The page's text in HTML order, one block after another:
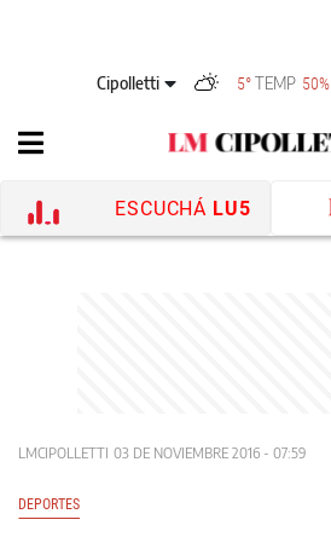
Cipolletti 5°TEMP 50%
ESCUCHÁ LU5
LMCIPOLLETTI 03 DE NOVIEMBRE 2016 - 07:59
DEPORTES